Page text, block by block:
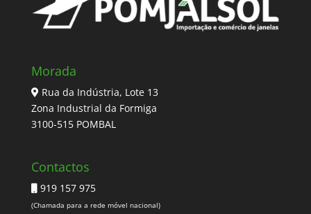
Morada
Rua da Indústria, Lote 13
Zona Industrial da Formiga
3100-515 POMBAL
Contactos
919 157 975
(Chamada para a rede móvel nacional)